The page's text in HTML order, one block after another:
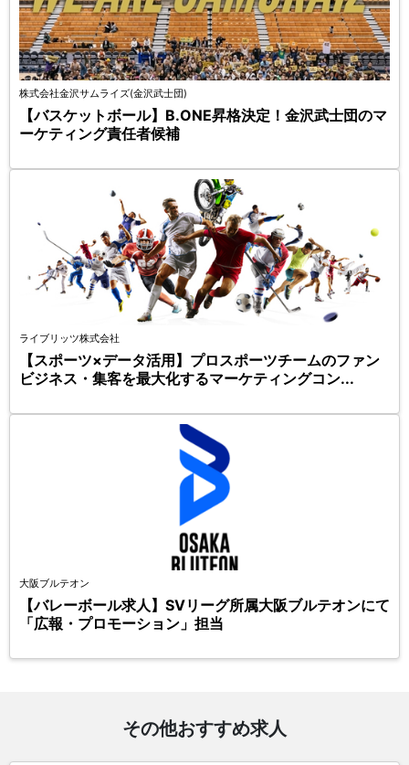
株式会社金沢サムライズ(金沢武士団)
【バスケットボール】B.ONE昇格決定！金沢武士団のマ
ーケティング責任者候補
ライブリッツ株式会社
【スポーツ×データ活用】プロスポーツチームのファン
ビジネス・集客を最大化するマーケティングコン...
大阪ブルテオン
【バレーボール求人】SVリーグ所属大阪ブルテオンにて
「広報・プロモーション」担当
その他おすすめ求人